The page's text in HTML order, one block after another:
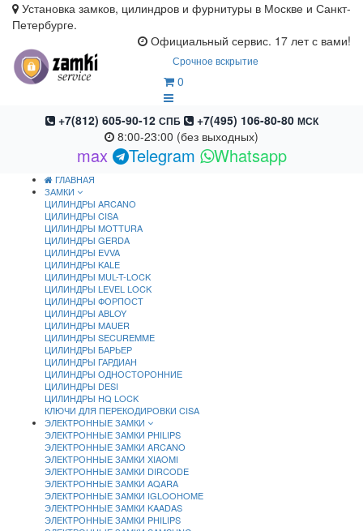
Установка замков, цилиндров и фурнитуры в Москве и Санкт-
Петербурге.
Официальный сервис. 17 лет с вами!
Срочное вскрытие
0
+7(812) 605-90-12 СПБ +7(495) 106-80-80 МСК
8:00-23:00 (без выходных)
max Telegram Whatsapp
ГЛАВНАЯ
ЗАМКИ
ЦИЛИНДРЫ ARCANO
ЦИЛИНДРЫ CISA
ЦИЛИНДРЫ MOTTURA
ЦИЛИНДРЫ GERDA
ЦИЛИНДРЫ EVVA
ЦИЛИНДРЫ KALE
ЦИЛИНДРЫ MUL-T-LOCK
ЦИЛИНДРЫ LEVEL LOCK
ЦИЛИНДРЫ ФОРПОСТ
ЦИЛИНДРЫ ABLOY
ЦИЛИНДРЫ MAUER
ЦИЛИНДРЫ SECUREMME
ЦИЛИНДРЫ БАРЬЕР
ЦИЛИНДРЫ ГАРДИАН
ЦИЛИНДРЫ ОДНОСТОРОННИЕ
ЦИЛИНДРЫ DESI
ЦИЛИНДРЫ HQ LOCK
КЛЮЧИ ДЛЯ ПЕРЕКОДИРОВКИ CISA
ЭЛЕКТРОННЫЕ ЗАМКИ
ЭЛЕКТРОННЫЕ ЗАМКИ PHILIPS
ЭЛЕКТРОННЫЕ ЗАМКИ ARCANO
ЭЛЕКТРОННЫЕ ЗАМКИ XIAOMI
ЭЛЕКТРОННЫЕ ЗАМКИ DIRCODE
ЭЛЕКТРОННЫЕ ЗАМКИ AQARA
ЭЛЕКТРОННЫЕ ЗАМКИ IGLOOHOME
ЭЛЕКТРОННЫЕ ЗАМКИ KAADAS
ЭЛЕКТРОННЫЕ ЗАМКИ PHILIPS